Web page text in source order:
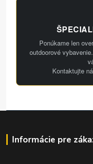
Ponúkame len
outdoorové
Kontaktujte
Informácie pre